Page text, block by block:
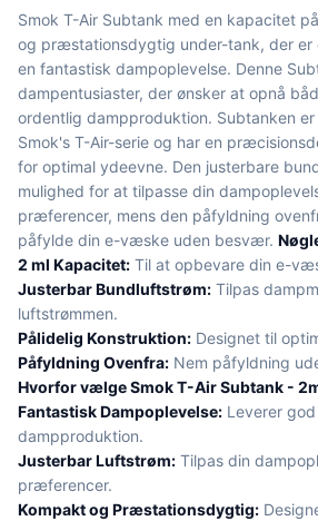
Smok T-Air Subtank med en kapacitet
og præstationsdygtig under-tank, der er
en fantastisk dampoplevelse. Denne
dampentusiaster, der ønsker at opnå
ordentlig dampproduktion. Subtanken
Smok's T-Air-serie og har en
for optimal ydeevne. Den justerbare
mulighed for at tilpasse din
præferencer, mens den påfyldning
påfylde din e-væske uden besvær.
2 ml Kapacitet: Til at opbevare din e-
Justerbar Bundluftstrøm: Tilpas
luftstrømmen.
Pålidelig Konstruktion: Designet til
Påfyldning Ovenfra: Nem påfyldning
Hvorfor vælge Smok T-Air Subtank -
Fantastisk Dampoplevelse: Leverer
dampproduktion.
Justerbar Luftstrøm: Tilpas din
præferencer.
Kompakt og Præstationsdygtig: